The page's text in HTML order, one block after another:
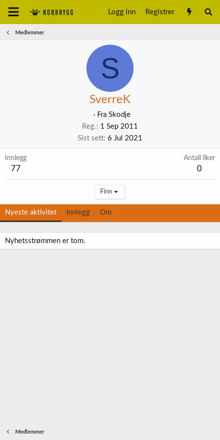
Logg inn Registrer
Medlemmer
S
SverreK
· Fra Skodje
Reg.
1 Sep 2011
Sist sett 6 Jul 2021
Innlegg
77
Antall liker
0
Finn
Nyeste aktivitet Innlegg Om
Nyhetsstrømmen er tom.
Medlemmer